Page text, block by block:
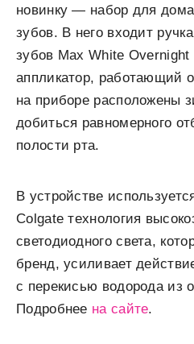
новинку — набор для
зубов. В него входит
зубов Max White
аппликатор, работающий
на приборе расположены
добиться равномерного
полости рта.
В устройстве
Colgate технология
светодиодного света,
бренд, усиливает
с перекисью водорода из
Подробнее на сайте.